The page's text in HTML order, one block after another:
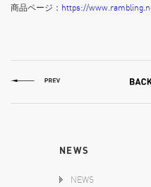
商品ページ： https://
NEWS
NEWS